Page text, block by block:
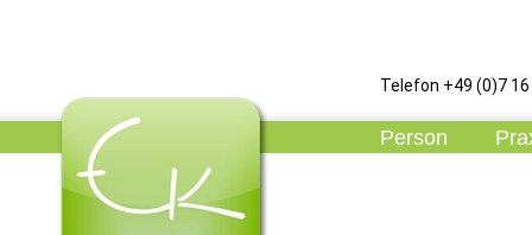
Telefon +49 (0)7
Person